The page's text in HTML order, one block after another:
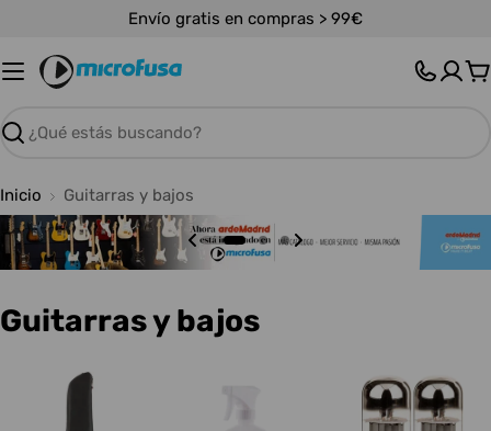
contenido
Envío gratis en compras > 99€
Buscar
Inicio Guitarras y bajos
C
Guitarras y bajos